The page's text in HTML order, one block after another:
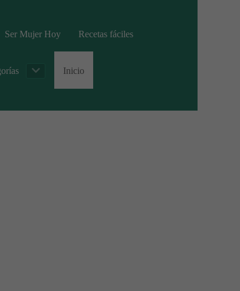
Ser Mujer Hoy Recetas fáciles
Inicio